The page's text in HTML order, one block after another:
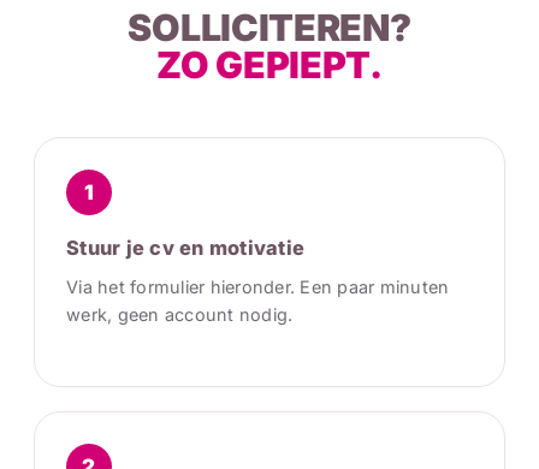
SOLLICITEREN?
ZO GEPIEPT.
1
Stuur je cv en motivatie
Via het formulier hieronder. Een paar minuten
werk, geen account nodig.